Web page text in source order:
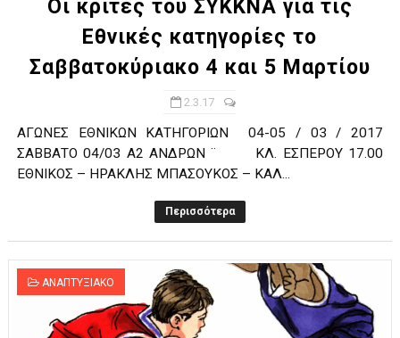
Οι κριτές του ΣΥΚΚΝΑ για τις
Εθνικές κατηγορίες το
Σαββατοκύριακο 4 και 5 Μαρτίου
2.3.17
ΑΓΩΝΕΣ ΕΘΝΙΚΩΝ ΚΑΤΗΓΟΡΙΩΝ 04-05 / 03 / 2017
ΣΑΒΒΑΤΟ 04/03 Α2 ΑΝΔΡΩΝ ¨ ΚΛ. ΕΣΠΕΡΟΥ 17.00
ΕΘΝΙΚΟΣ – ΗΡΑΚΛΗΣ ΜΠΑΣΟΥΚΟΣ – ΚΑΛ...
Περισσότερα
ΑΝΑΠΤΥΞΙΑΚΟ